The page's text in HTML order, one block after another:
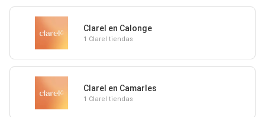
Clarel en Calonge
1 Clarel tiendas
Clarel en Camarles
1 Clarel tiendas